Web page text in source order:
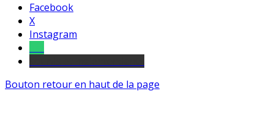
Facebook
X
Instagram
Bouton retour en haut de la page